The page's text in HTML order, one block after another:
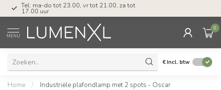
Tel: ma-do tot 23.00, vr tot 21.00, za tot
17.00 uur
MENU
0
€Incl. btw
Home / Industriële plafondlamp met 2 spots - Oscar